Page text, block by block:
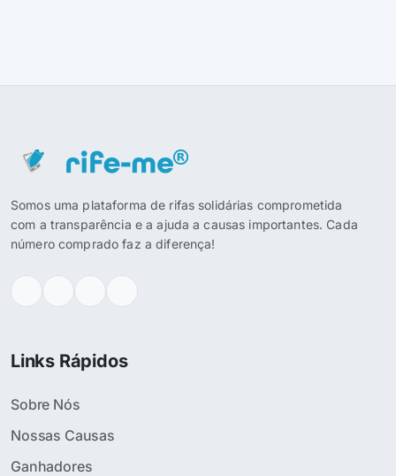
Somos uma plataforma de rifas solidárias comprometida
com a transparência e a ajuda a causas importantes. Cada
número comprado faz a diferença!
Links Rápidos
Sobre Nós
Nossas Causas
Ganhadores